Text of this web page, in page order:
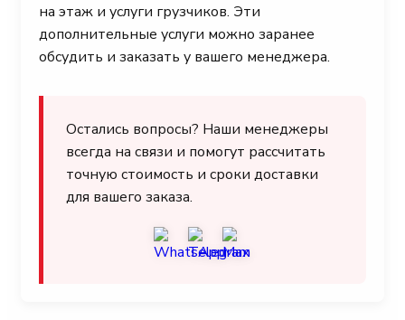
на этаж и услуги грузчиков. Эти
дополнительные услуги можно заранее
обсудить и заказать у вашего менеджера.
Остались вопросы? Наши менеджеры
всегда на связи и помогут рассчитать
точную стоимость и сроки доставки
для вашего заказа.